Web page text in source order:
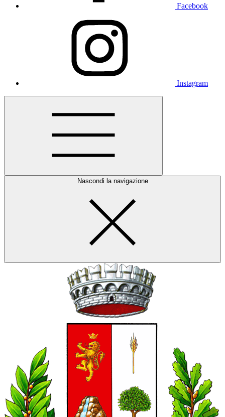
Facebook
Instagram
Nascondi la navigazione